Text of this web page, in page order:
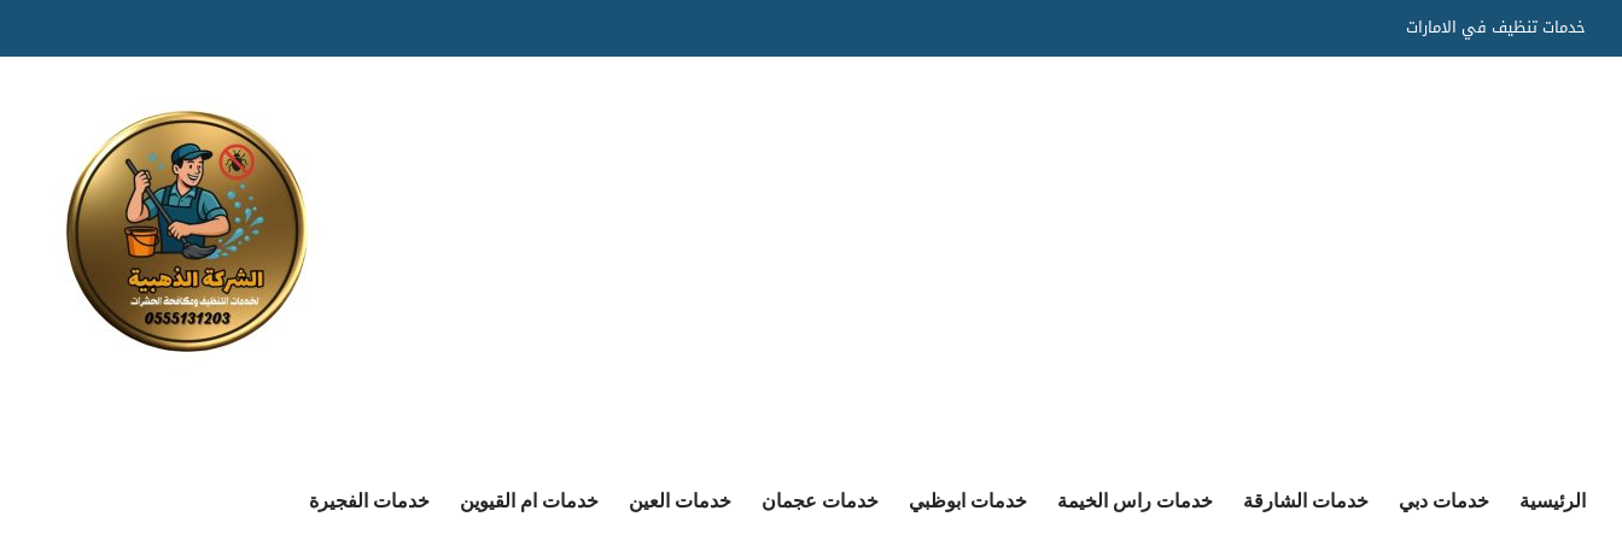
to
خدمات تنظيف في الامارات
الرئيسية خدمات دبي خدمات الشارقة خدمات راس الخيمة خدمات ابوظبي خدمات عجمان خدمات العين خدمات ام القيوين خدمات الفجيرة